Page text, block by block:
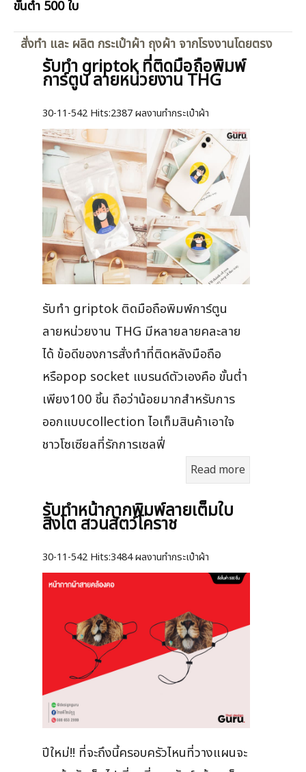
ขั้นต่ำ 500 ใบ
สั่งทำ และ ผลิต กระเป๋าผ้า ถุงผ้า จากโรงงานโดยตรง
รับทำ griptok ที่ติดมือถือพิมพ์
การ์ตูน ลายหน่วยงาน THG
30-11-542 Hits:2387 ผลงานทำกระเป๋าผ้า
รับทำ griptok ติดมือถือพิมพ์การ์ตูน
ลายหน่วยงาน THG มีหลายลายคละลาย
ได้ ข้อดีของการสั่งทำที่ติดหลังมือถือ
หรือpop socket แบรนด์ตัวเองคือ ขั้นต่ำ
เพียง100 ชิ้น ถือว่าน้อยมากสำหรับการ
ออกแบบcollection ไอเท็มสินค้าเอาใจ
ชาวโซเซียลที่รักการเซลฟี่
Read more
รับทำหน้ากากพิมพ์ลายเต็มใบ
สิงโต สวนสัตว์โคราช
30-11-542 Hits:3484 ผลงานทำกระเป๋าผ้า
ปีใหม่!! ที่จะถึงนี้ครอบครัวไหนที่วางแผนจะ